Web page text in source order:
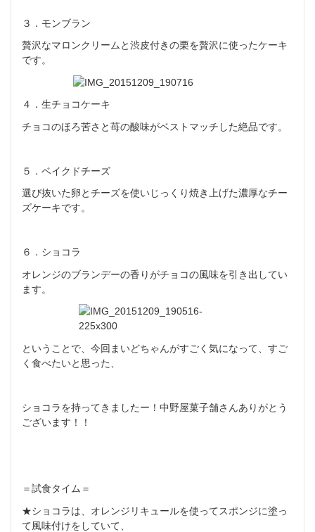
３．モンブラン
贅沢なマロンクリームと渋皮付きの栗を贅沢に使ったケーキ
です。
４．生チョコケーキ
チョコのほろ苦さと苺の酸味がベストマッチした絶品です。
５．ベイクドチーズ
選び抜いた卵とチーズを使いじっくり焼き上げた濃厚なチー
ズケーキです。
６．ショコラ
オレンジのブランデーの香りがチョコの風味を引き出してい
ます。
ということで、今回まいどちゃんがすごく気になって、 すご
く食べたいと思った、
ショコラを持ってきましたー！ 中野屋菓子舗さんありがとう
ございます！！
＝試食タイム＝
★ショコラは、 オレンジリキュールを使ってスポンジに塗っ
て風味付けをしていて